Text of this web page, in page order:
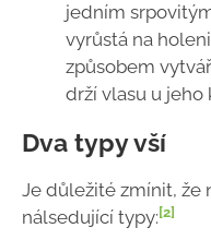
jedním
vyrůstá na
způsobem
drží vlasu u jeho
Dva typy vší
Je důležité zmínit, že
nálsedující typy: [2]